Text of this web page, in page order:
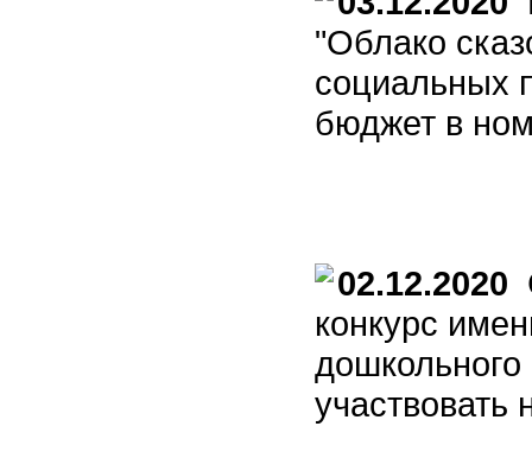
"Облако
социальных
бюджет в
02.12.2020
конкурс
дошкольного
участвовать